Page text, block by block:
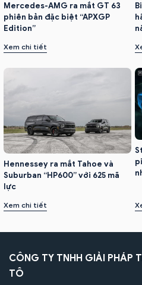
Mercedes-AMG ra mắt GT 63
phiên bản đặc biệt “APXGP
Edition”
Xem chi tiết
Hennessey ra mắt Tahoe và
Suburban “HP600” với 625 mã
lực
Xem chi tiết
CÔNG TY TNHH GIẢI PHÁP
TÔ